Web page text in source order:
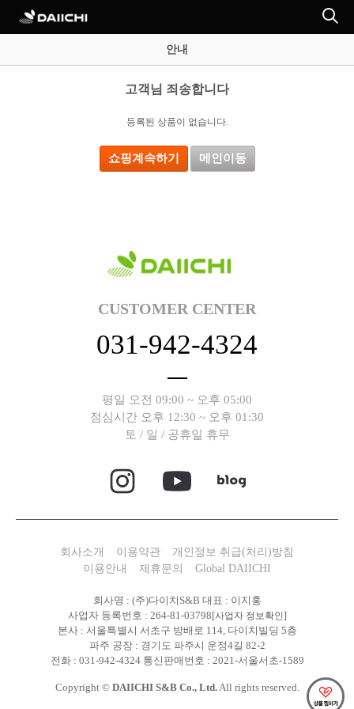
안내
고객님 죄송합니다
등록된 상품이 없습니다.
쇼핑계속하기 메인이동
CUSTOMER CENTER
031-942-4324
평일 오전 09:00 ~ 오후 05:00
점심시간 오후 12:30 ~ 오후 01:30
토 / 일 / 공휴일 휴무
회사소개 이용약관
개인정보 취급(처리)방침
이용안내
제휴문의 Global DAIICHI
회사명 : (주)다이치S&B 대표 : 이지홍
사업자 등록번호 : 264-81-03798[사업자 정보확인]
본사 : 서울특별시 서초구 방배로 114, 다이치빌딩 5층
파주 공장 : 경기도 파주시 운정4길 82-2
전화 : 031-942-4324 통신판매번호 : 2021-서울서초-1589
Copyright © DAIICHI S&B Co., Ltd.All rights reserved.